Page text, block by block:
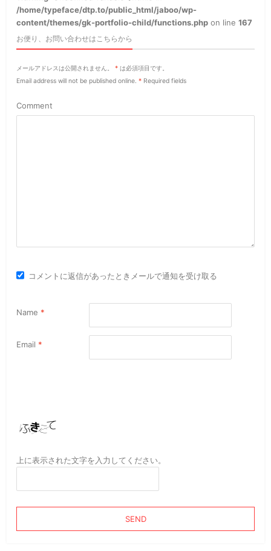
/home/typeface/dtp.to/public_html/jaboo/wp-
content/themes/gk-portfolio-child/functions.php on line167
お便り、お問い合わせはこちらから
メールアドレスは公開されません。* は必須項目です。
Email address will not be published online.* Required fields
Comment
コメントに返信があったときメールで通知を受け取る
Name *
Email *
上に表示された文字を入力してください。